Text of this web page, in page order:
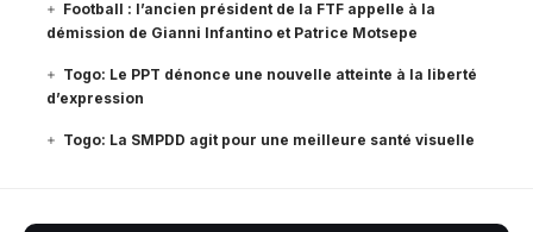
Football : l’ancien président de la FTF appelle à la
démission de Gianni Infantino et Patrice Motsepe
Togo: Le PPT dénonce une nouvelle atteinte à la liberté
d’expression
Togo: La SMPDD agit pour une meilleure santé visuelle